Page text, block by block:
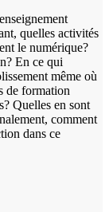
quelles activités
le numérique?
En ce qui
même où
de formation
Quelles en sont
comment
dans ce